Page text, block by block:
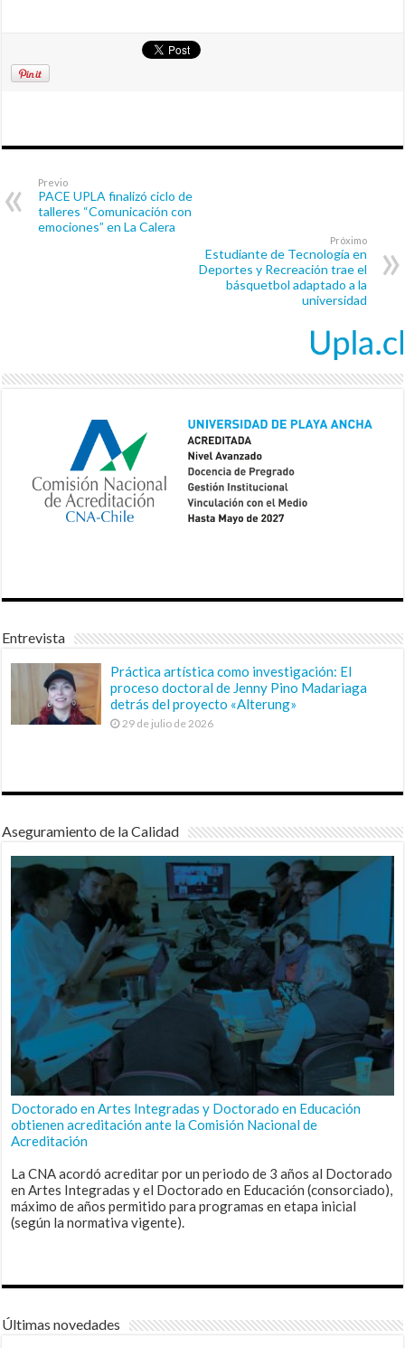
Previo
PACE UPLA finalizó ciclo de
talleres “Comunicación con
emociones” en La Calera
Próximo
Estudiante de Tecnología en
Deportes y Recreación trae el
básquetbol adaptado a la
universidad
Entrevista
Práctica artística como investigación: El
proceso doctoral de Jenny Pino Madariaga
detrás del proyecto «Alterung»
29 de julio de 2026
Aseguramiento de la Calidad
Doctorado en Artes Integradas y Doctorado en Educación
obtienen acreditación ante la Comisión Nacional de
Acreditación
La CNA acordó acreditar por un periodo de 3 años al Doctorado
en Artes Integradas y el Doctorado en Educación (consorciado),
máximo de años permitido para programas en etapa inicial
(según la normativa vigente).
Últimas novedades